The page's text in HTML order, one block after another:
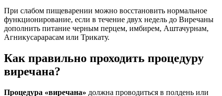
При слабом пищеварении можно восстановить нормальное
функционирование, если в течение двух недель до Виречаны
дополнить питание черным перцем, имбирем, Аштачурнам,
Агникусарарасам или Трикату.
Как правильно проходить процедуру
виречана?
Процедура «виречана» должна проводиться в полдень или